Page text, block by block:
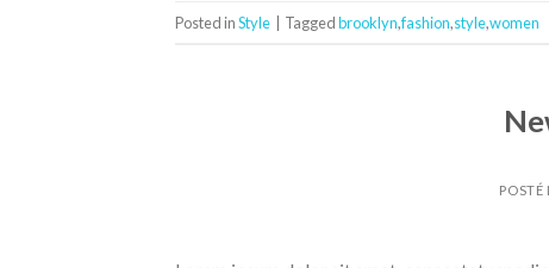
Posted inStyle Taggedbrooklyn,fashion,style,women
POSTÉ